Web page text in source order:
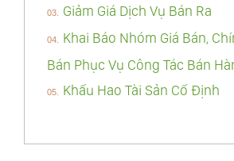
Giảm Giá Dịch Vụ Bán Ra
Khai Báo Nhóm Giá Bán,
Bán Phục Vụ Công Tác Bán
Khấu Hao Tài Sản Cố Định
Xuất Kho